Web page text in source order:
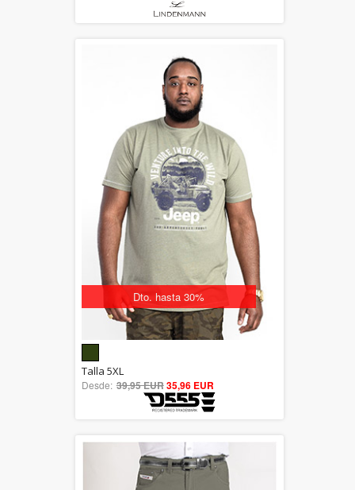
Dto. hasta 30%
out of 5
Talla 5XL
Desde: 39,95 EUR35,96 EUR